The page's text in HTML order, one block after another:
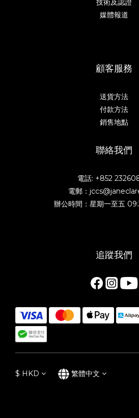
技術及認證
媒體報道
顧客服務
送貨方法
付款方法
銷售地點
聯絡我們
電話: +852
電郵：
辦公時間：星期一至五
追蹤我們
$ HKD 繁體中文